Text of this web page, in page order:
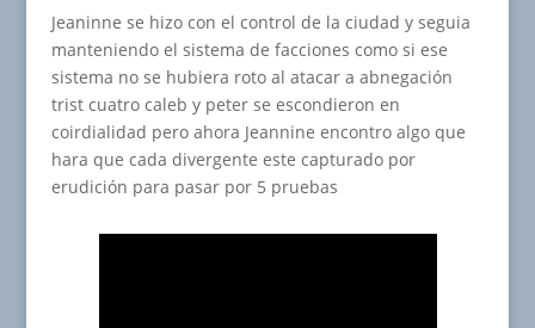
Jeaninne se hizo con el control de la ciudad y seguia
manteniendo el sistema de facciones como si ese
sistema no se hubiera roto al atacar a abnegación
trist cuatro caleb y peter se escondieron en
coirdialidad pero ahora Jeannine encontro algo que
hara que cada divergente este capturado por
erudición para pasar por 5 pruebas